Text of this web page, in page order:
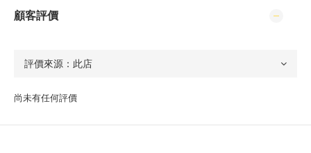
顧客評價
尚未有任何評價